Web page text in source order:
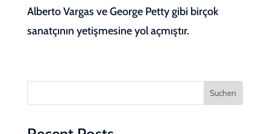
Alberto Vargas ve George Petty gibi birçok
sanatçının yetişmesine yol açmıştır.
Suchen